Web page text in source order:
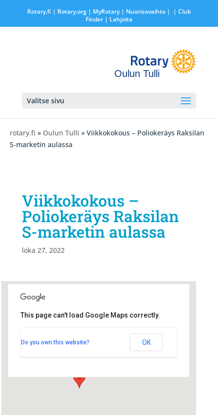
Rotary.fi | Rotary.org| MyRotary | Nuorisovaihto|
| Club
Finder| Lahjoita
Oulun Tulli
Valitse sivu
rotary.fi » Oulun Tulli » Viikkokokous – Poliokeräys Raksilan
S-marketin aulassa
Viikkokokous –
Poliokeräys Raksilan
S-marketin aulassa
loka 27, 2022
Tehtaankatu 3 - Oulu
This page can't load Google Maps correctly.
Do you own this website? OK